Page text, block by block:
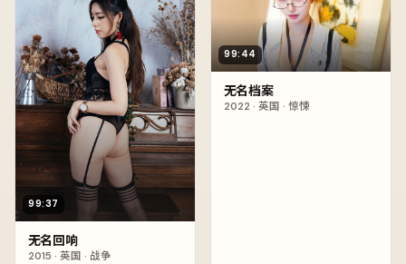
99:37
无名回响
2015 · 英国 · 战争
99:44
无名档案
2022 · 英国 · 惊悚